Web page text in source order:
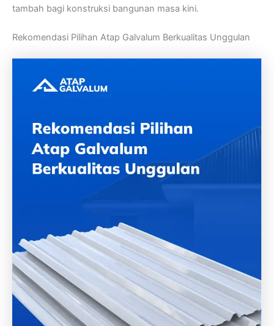
tambah bagi konstruksi bangunan masa kini.
Rekomendasi Pilihan Atap Galvalum Berkualitas Unggulan